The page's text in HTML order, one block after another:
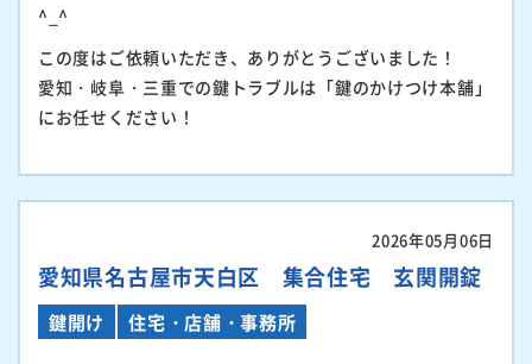
^_^
この度はご依頼いただき、ありがとうございました！
愛知・岐阜・三重での鍵トラブルは「鍵のかけつけ本舗」
にお任せください！
2026年05月06日
愛知県名古屋市天白区 集合住宅 玄関開錠
鍵開け 住宅・店舗・事務所